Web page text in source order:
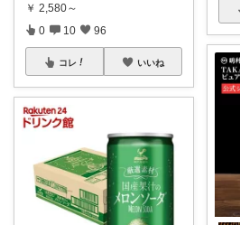
￥ 2,580～
0 10 96
コレ いいね